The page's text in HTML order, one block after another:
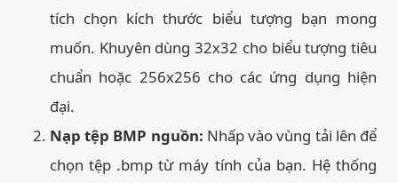
tích chọn kích thước biểu tượng bạn mong
muốn. Khuyên dùng 32x32 cho biểu tượng tiêu
chuẩn hoặc 256x256 cho các ứng dụng hiện
đại.
Nạp tệp BMP nguồn: Nhấp vào vùng tải lên để
chọn tệp .bmp từ máy tính của bạn. Hệ thống